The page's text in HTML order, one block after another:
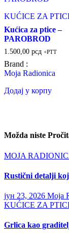
KUĆICE ZA
Kućica za ptice –
PAROBROD
1.500,00 рсд +PTT
Brand :
Moja Radionica
Додај у корпу
Možda niste
MOJA
Rustični detalji
јун 23, 2026 Moja
KUĆICE ZA
Grlica kao